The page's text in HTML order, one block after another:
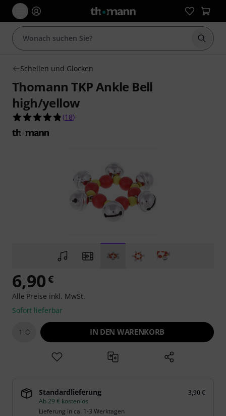
Suche
Schellen und Glocken
Thomann TKP Ankle Bell
high/yellow
4.8 von 5 Sternen aus 18 Kundenbewertungen
(18)
6,90€
Alle Preise inkl. MwSt.
Sofort lieferbar
1 IN DEN WARENKORB
Standardlieferung
3,90 €
Ab 29 € kostenlos
Lieferung in ca. 1-3 Werktagen